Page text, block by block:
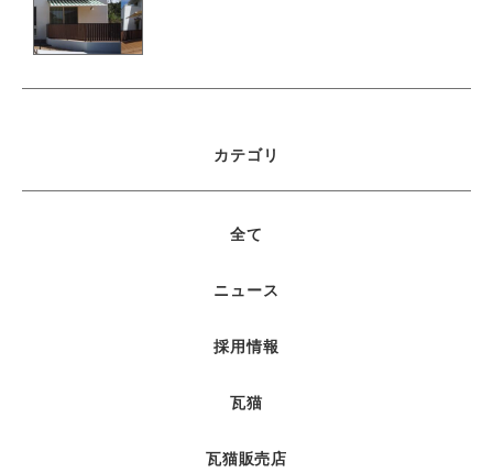
カテゴリ
全て
ニュース
採用情報
瓦猫
瓦猫販売店